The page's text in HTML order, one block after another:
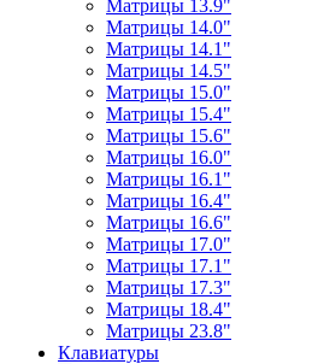
Матрицы 13.9"
Матрицы 14.0"
Матрицы 14.1"
Матрицы 14.5"
Матрицы 15.0"
Матрицы 15.4"
Матрицы 15.6"
Матрицы 16.0"
Матрицы 16.1"
Матрицы 16.4"
Матрицы 16.6"
Матрицы 17.0"
Матрицы 17.1"
Матрицы 17.3"
Матрицы 18.4"
Матрицы 23.8"
Клавиатуры